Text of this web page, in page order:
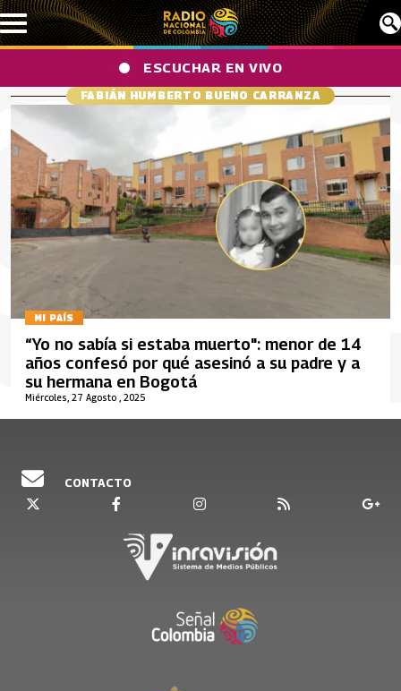
Pasar al contenido principal
ESCUCHAR EN VIVO
FABIÁN HUMBERTO BUENO CARRANZA
MI PAÍS
Miércoles, 27 Agosto , 2025
“Yo no sabía si estaba muerto": menor de 14
años confesó por qué asesinó a su padre y a
su hermana en Bogotá
CONTACTO